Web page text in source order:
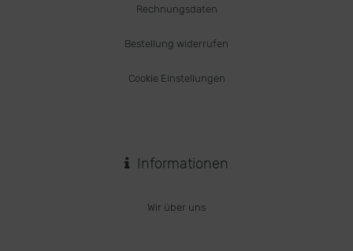
Rechnungsdaten
Bestellung widerrufen
Cookie Einstellungen
Informationen
Wir über uns